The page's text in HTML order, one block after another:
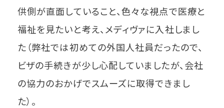
供側が直面していること、色々な視点で医療と
福祉を見たいと考え、メディヴァに入社しまし
た（弊社では初めての外国人社員だったので、
ビザの手続きが少し心配していましたが、会社
の協力のおかげでスムーズに取得できまし
た）。